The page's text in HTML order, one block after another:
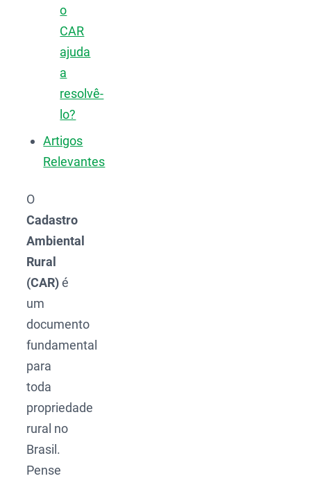
o
CAR
ajuda
a
resolvê-
lo?
Artigos
Relevantes
O
Cadastro
Ambiental
Rural
(CAR)é
um
documento
fundamental
para
toda
propriedade
rural no
Brasil.
Pense